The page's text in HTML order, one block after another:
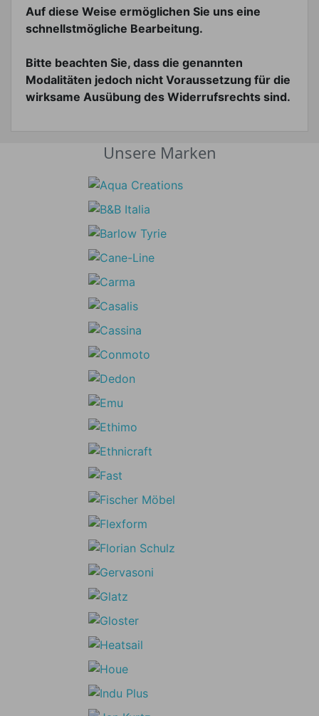
Auf diese Weise ermöglichen Sie uns eine
schnellstmögliche Bearbeitung.
Bitte beachten Sie, dass die genannten
Modalitäten jedoch nicht Voraussetzung für die
wirksame Ausübung des Widerrufsrechts sind.
Unsere Marken